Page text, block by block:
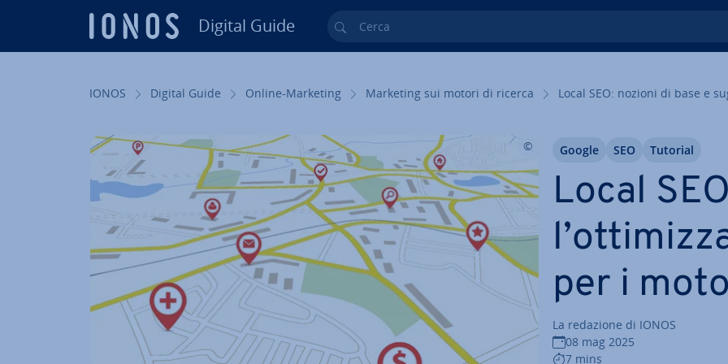
Digital Guide Cerca
IONOS Digital Guide Online-Marketing Marketing sui motori di ricerca Local SEO: nozioni di base e
Local
per i
La redazione di IONOS
08 mag 2025
7 mins
Google SEO Tutorial